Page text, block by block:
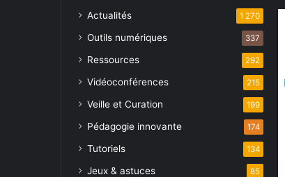
Actualités 1 270
Outils numériques 337
Ressources 292
Vidéoconférences 215
Veille et Curation 199
Pédagogie innovante 174
Tutoriels 134
Jeux & astuces 85